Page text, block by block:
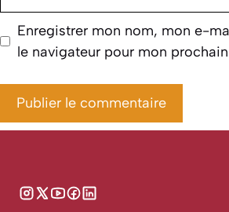
Enregistrer mon nom, mon e-
le navigateur pour mon